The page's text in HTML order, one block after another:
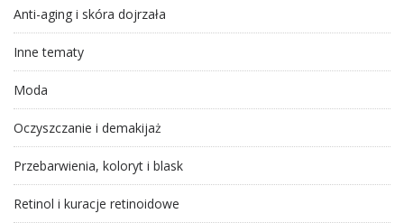
Anti-aging i skóra dojrzała
Inne tematy
Moda
Oczyszczanie i demakijaż
Przebarwienia, koloryt i blask
Retinol i kuracje retinoidowe